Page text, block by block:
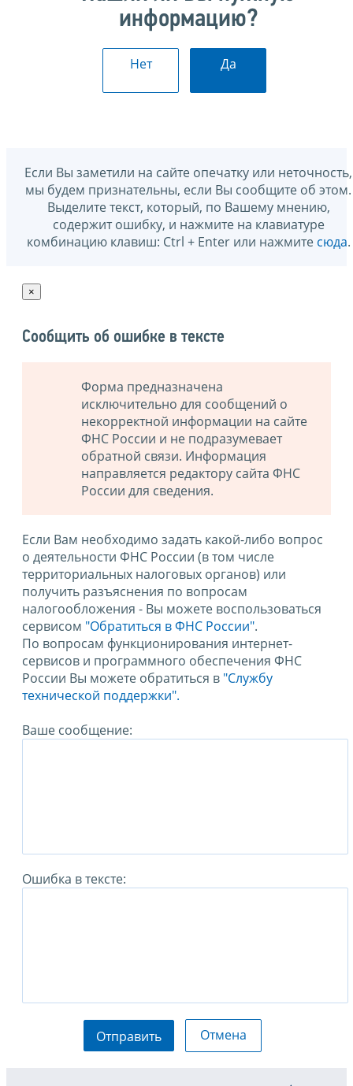
информацию?
Нет Да
Если Вы заметили на сайте опечатку или неточность,
мы будем признательны, если Вы сообщите об этом.
Выделите текст, который, по Вашему мнению,
содержит ошибку, и нажмите на клавиатуре
комбинацию клавиш: Ctrl + Enter или нажмите сюда.
×
Сообщить об ошибке в тексте
Форма предназначена
исключительно для сообщений о
некорректной информации на сайте
ФНС России и не подразумевает
обратной связи. Информация
направляется редактору сайта ФНС
России для сведения.
Если Вам необходимо задать какой-либо вопрос
о деятельности ФНС России (в том числе
территориальных налоговых органов) или
получить разъяснения по вопросам
налогообложения - Вы можете воспользоваться
сервисом "Обратиться в ФНС России".
По вопросам функционирования интернет-
сервисов и программного обеспечения ФНС
России Вы можете обратиться в "Службу
технической поддержки".
Ваше сообщение:
Ошибка в тексте:
Отправить Отмена